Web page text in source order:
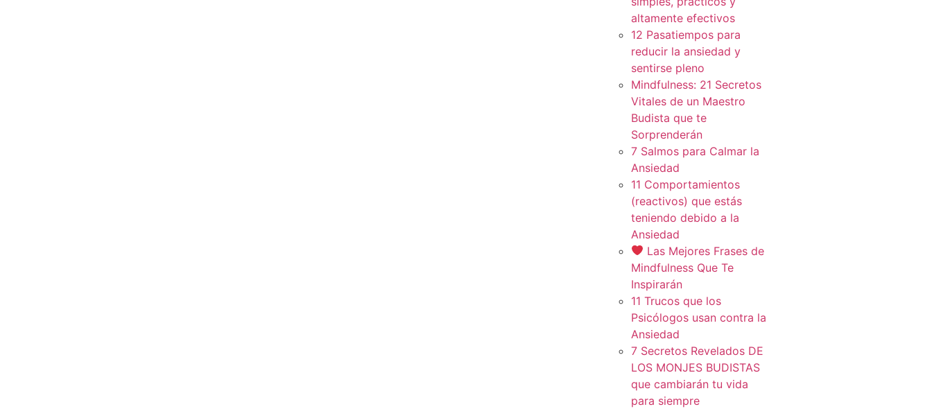
altamente efectivos
12 Pasatiempos para
reducir la ansiedad y
sentirse pleno
Mindfulness: 21 Secretos
Vitales de un Maestro
Budista que te
Sorprenderán
7 Salmos para Calmar la
Ansiedad
11 Comportamientos
(reactivos) que estás
teniendo debido a la
Ansiedad
Las Mejores Frases de
Mindfulness Que Te
Inspirarán
11 Trucos que los
Psicólogos usan contra la
Ansiedad
7 Secretos Revelados DE
LOS MONJES BUDISTAS
que cambiarán tu vida
para siempre